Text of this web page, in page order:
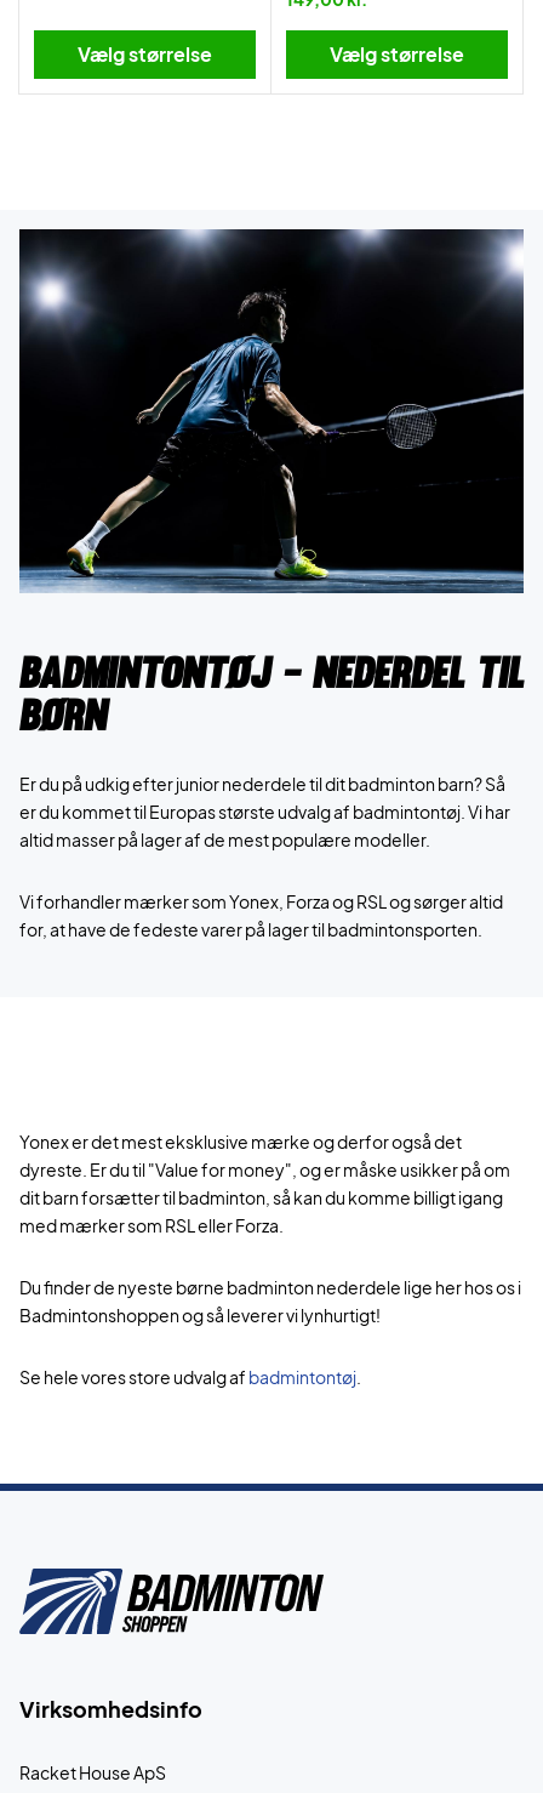
Vælg størrelse Vælg størrelse
Badmintontøj - Nederdel til
børn
​​​​Er du på udkig efter junior nederdele til dit badminton barn? Så
er du kommet til Europas største udvalg af badmintontøj. Vi har
altid masser på lager af de mest populære modeller.
Vi forhandler mærker som Yonex, Forza og RSL og sørger altid
for, at have de fedeste varer på lager til badmintonsporten.
Yonex er det mest eksklusive mærke og derfor også det
dyreste. Er du til "Value for money", og er måske usikker på om
dit barn forsætter til badminton, så kan du komme billigt igang
med mærker som RSL eller Forza.
Du finder de nyeste børne badminton nederdele lige her hos os i
Badmintonshoppen og så leverer vi lynhurtigt!
Se hele vores store udvalg af badmintontøj
Virksomhedsinfo
Racket House ApS